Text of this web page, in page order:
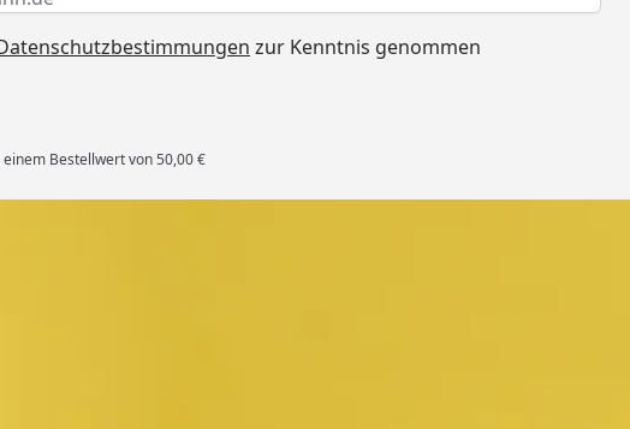
zur Kenntnis genommen
Bestellwert von 50,00 €